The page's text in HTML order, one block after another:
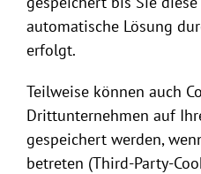
automatische Lösung
erfolgt.
Teilweise können auch
Drittunternehmen auf
gespeichert werden,
betreten (Third-Party-